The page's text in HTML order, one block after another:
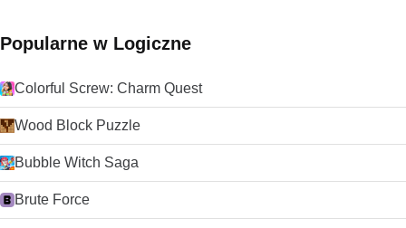
Popularne w Logiczne
Colorful Screw: Charm Quest
Wood Block Puzzle
Bubble Witch Saga
Brute Force